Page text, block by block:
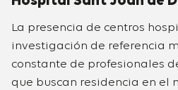
La presencia de centros
investigación de referencia
constante de profesionales
que buscan residencia en el